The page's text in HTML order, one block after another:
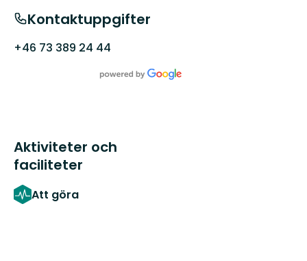
Kontaktuppgifter
+46 73 389 24 44
Aktiviteter och
faciliteter
Att göra